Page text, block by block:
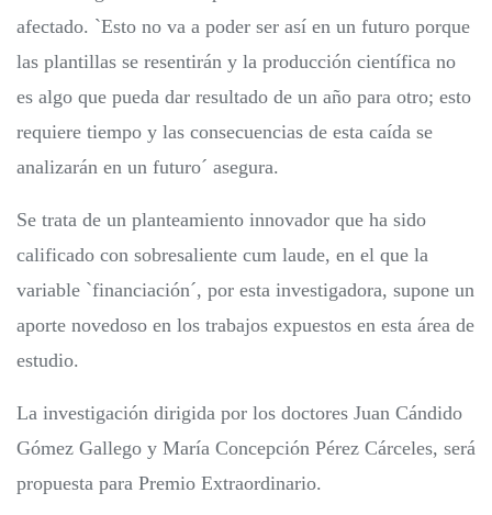
afectado. `Esto no va a poder ser así en un futuro porque
las plantillas se resentirán y la producción científica no
es algo que pueda dar resultado de un año para otro; esto
requiere tiempo y las consecuencias de esta caída se
analizarán en un futuro´ asegura.
Se trata de un planteamiento innovador que ha sido
calificado con sobresaliente cum laude, en el que la
variable `financiación´, por esta investigadora, supone un
aporte novedoso en los trabajos expuestos en esta área de
estudio.
La investigación dirigida por los doctores Juan Cándido
Gómez Gallego y María Concepción Pérez Cárceles, será
propuesta para Premio Extraordinario.